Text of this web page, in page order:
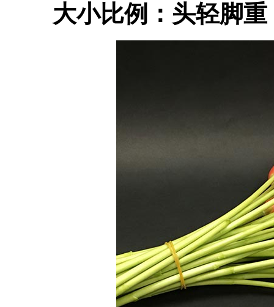
大小比例：头轻脚